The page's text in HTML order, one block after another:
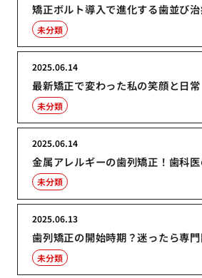
矯正ボルト導入で進化する歯並び
未分類
最新矯正で変わった私の笑顔と日常
2025.06.14
未分類
金属アレルギーの歯列矯正！歯科
2025.06.14
未分類
歯列矯正の開始時期？迷ったら専
2025.06.13
未分類